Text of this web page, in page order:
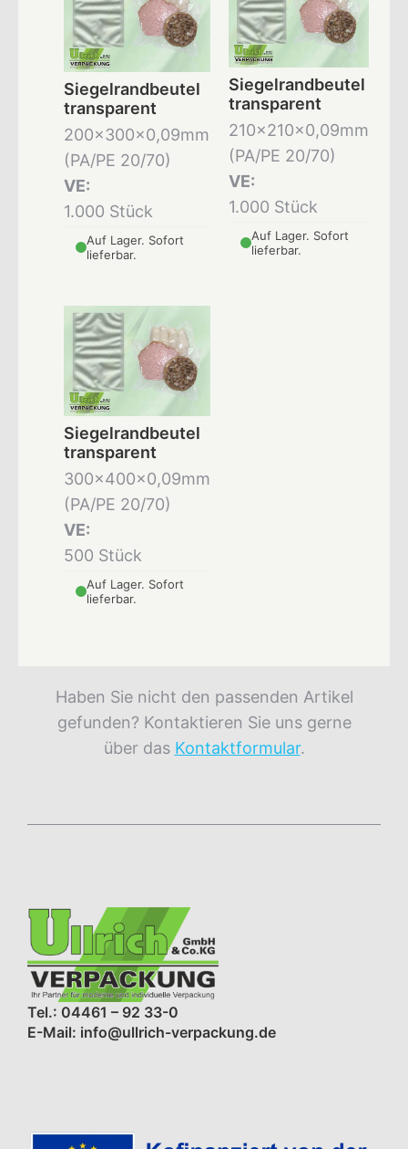
Siegelrandbeutel
transparent
200x300x0,09mm
(PA/PE 20/70)
VE:
1.000 Stück
Auf Lager. Sofort
lieferbar.
Siegelrandbeutel
transparent
210x210x0,09mm
(PA/PE 20/70)
VE:
1.000 Stück
Auf Lager. Sofort
lieferbar.
Siegelrandbeutel
transparent
300x400x0,09mm
(PA/PE 20/70)
VE:
500 Stück
Auf Lager. Sofort
lieferbar.
Haben Sie nicht den passenden Artikel
gefunden? Kontaktieren Sie uns gerne
über das Kontaktformular.
Tel.: 04461 – 92 33-0
E-Mail: info@ullrich-verpackung.de